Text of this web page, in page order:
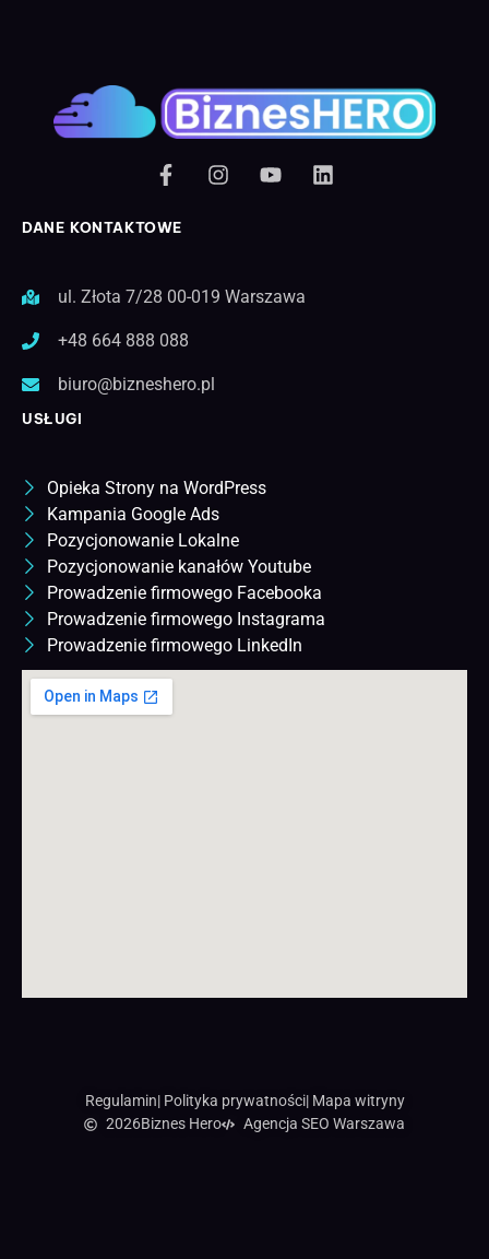
DANE KONTAKTOWE
ul. Złota 7/28 00-019 Warszawa
+48 664 888 088
biuro@bizneshero.pl
USŁUGI
Opieka Strony na WordPress
Kampania Google Ads
Pozycjonowanie Lokalne
Pozycjonowanie kanałów Youtube
Prowadzenie firmowego Facebooka
Prowadzenie firmowego Instagrama
Prowadzenie firmowego LinkedIn
Regulamin| Polityka prywatności| Mapa witryny
2026Biznes Hero Agencja SEO Warszawa